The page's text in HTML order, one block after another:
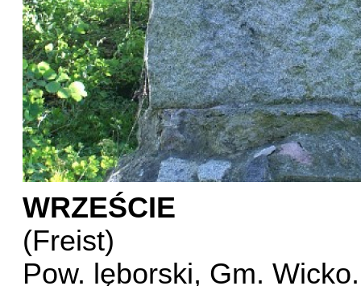
WRZEŚCIE
(Freist)
Pow. lęborski, Gm. Wicko.